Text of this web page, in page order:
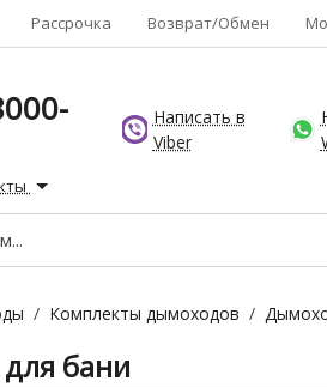
Рассрочка Возврат/Обмен
Написать в
Viber
/ Комплекты дымоходов /
бани